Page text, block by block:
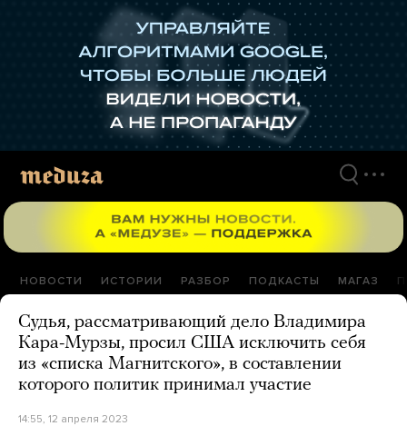
НОВОСТИ ИСТОРИИ РАЗБОР ПОДКАСТЫ МАГАЗ
Судья, рассматривающий дело Владимира
Кара-Мурзы, просил США исключить себя
из «списка Магнитского», в составлении
которого политик принимал участие
14:55, 12 апреля 2023